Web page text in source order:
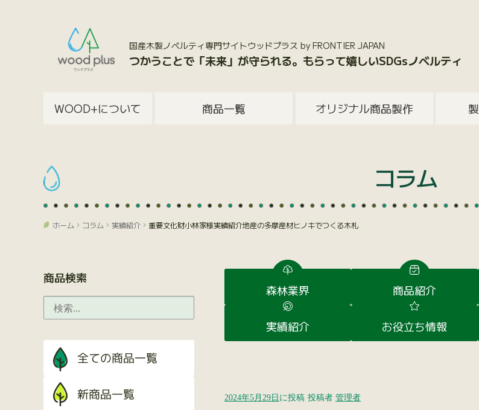
国産木製ノベルティ専門サイトウッドプラス by FRONTIER JAPAN
つかうことで「未来」が守られる。もらって嬉しいSDGsノベルティ
WOOD+について 商品一覧 オリジナル商品製作
コラム
ホーム コラム 実績紹介 重要文化財小林家様実績紹介地産の多摩産材ヒノキでつくる木札
森林業界 商品紹介
実績紹介 お役立ち情報
2024年5月29日 に投稿 投稿者 管理者
商品検索